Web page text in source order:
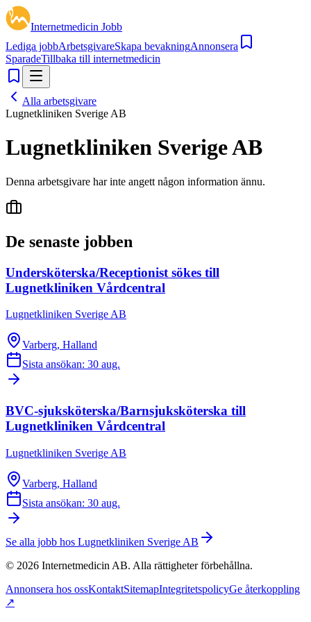
Internetmedicin Jobb
Lediga jobbArbetsgivareSkapa bevakningAnnonsera
SparadeTillbaka till internetmedicin
Alla arbetsgivare
Lugnetkliniken Sverige AB
Lugnetkliniken Sverige AB
Denna arbetsgivare har inte angett någon information ännu.
De senaste jobben
Undersköterska/Receptionist sökes till
Lugnetkliniken Vårdcentral
Lugnetkliniken Sverige AB
Varberg, Halland
Sista ansökan: 30 aug.
BVC-sjuksköterska/Barnsjuksköterska till
Lugnetkliniken Vårdcentral
Lugnetkliniken Sverige AB
Varberg, Halland
Sista ansökan: 30 aug.
Se alla jobb hos Lugnetkliniken Sverige AB
© 2026 Internetmedicin AB. Alla rättigheter förbehållna.
Annonsera hos ossKontaktSitemapIntegritetspolicyGe återkoppling
↗